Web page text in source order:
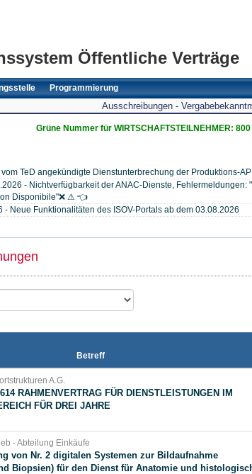
Öffentliche Verträge
Programmierung
Ausschreibungen -
Grüne Nummer für WIRTSCHAFTSTEILNEHMER:
TeD angekündigte Dienstunterbrechung der Produktions-
- Nichtverfügbarkeit der ANAC-Dienste,
Disponibile"❌ ⚠ 👈
- Neue Funktionalitäten des ISOV-Portals ab dem 03.08.2026
Betreff
A.G.
RAHMENVERTRAG FÜR DIENSTLEISTUNGEN IM
FÜR DREI JAHRE
- Abteilung Einkäufe
von Nr. 2 digitalen Systemen zur Bildaufnahme
Biopsien) für den Dienst für Anatomie und